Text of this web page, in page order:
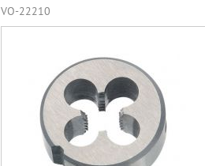
VO-22210